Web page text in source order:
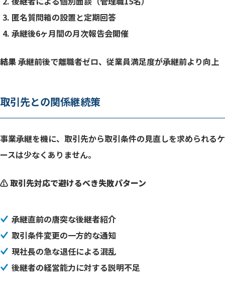
匿名質問箱の設置と定期回答
承継後6ヶ月間の月次報告会開催
結果承継前後で離職者ゼロ、従業員満足度が承継前より向上
取引先との関係継続策
事業承継を機に、取引先から取引条件の見直しを求められるケ
ースは少なくありません。
⚠️ 取引先対応で避けるべき失敗パターン
承継直前の唐突な後継者紹介
取引条件変更の一方的な通知
現社長の急な退任による混乱
後継者の経営能力に対する説明不足